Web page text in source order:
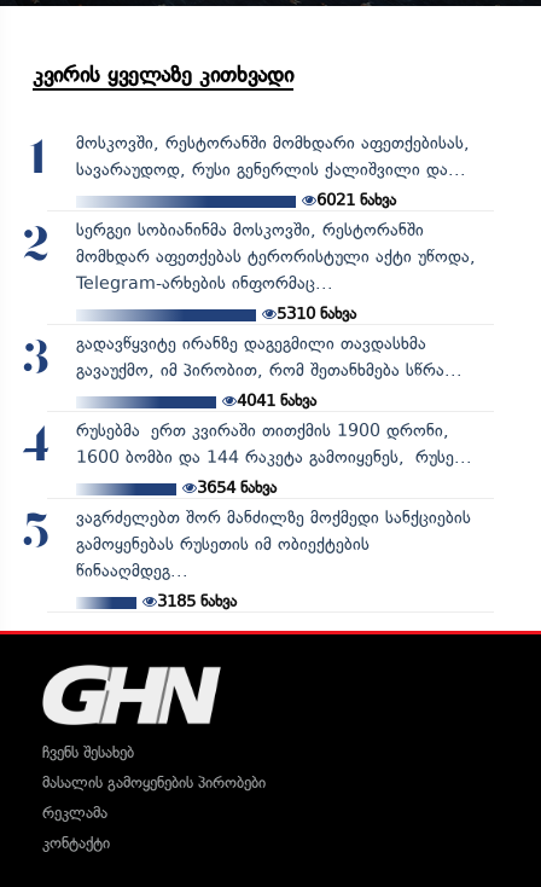
კვირის ყველაზე კითხვადი
1
მოსკოვში, რესტორანში მომხდარი აფეთქებისას,
სავარაუდოდ, რუსი გენერლის ქალიშვილი და...
6021 ნახვა
2
სერგეი სობიანინმა მოსკოვში, რესტორანში
მომხდარ აფეთქებას ტერორისტული აქტი უწოდა,
Telegram-არხების ინფორმაც...
5310ნახვა
3
გადავწყვიტე ირანზე დაგეგმილი თავდასხმა
გავაუქმო, იმ პირობით, რომ შეთანხმება სწრა...
4041ნახვა
4
რუსებმა ერთ კვირაში თითქმის 1900 დრონი,
1600 ბომბი და 144 რაკეტა გამოიყენეს, რუსე...
3654ნახვა
5
ვაგრძელებთ შორ მანძილზე მოქმედი სანქციების
გამოყენებას რუსეთის იმ ობიექტების
წინააღმდეგ...
3185ნახვა
ჩვენს შესახებ
მასალის გამოყენების პირობები
რეკლამა
კონტაქტი